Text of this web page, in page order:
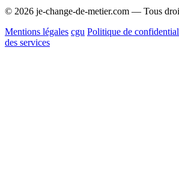
© 2026 je-change-de-metier.com — Tous
Mentions légales cgu Politique de
des services